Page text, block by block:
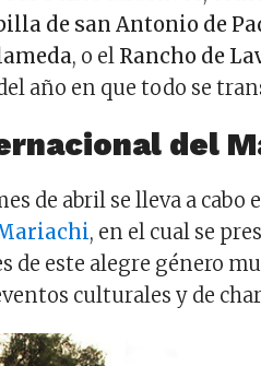
de san Antonio de
, o el Rancho de
año en que todo se
del
de abril se lleva a cabo
, en el cual se
de este alegre género
culturales y de